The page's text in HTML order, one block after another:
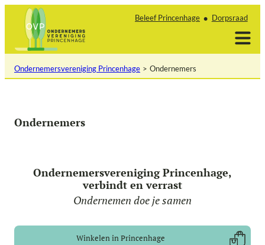
inhoud
Beleef Princenhage Dorpsraad
Ondernemersvereniging Princenhage Ondernemers
Ondernemers
Ondernemersvereniging Princenhage,
verbindt en verrast
Ondernemen doe je samen
Winkelen in Princenhage